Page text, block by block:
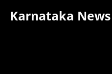
Karnataka